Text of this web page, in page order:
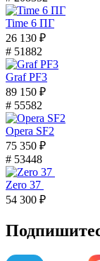
Time 6 ПГ
26 130 ₽
# 51882
Graf PF3
89 150 ₽
# 55582
Opera SF2
75 350 ₽
# 53448
Zero 37
54 300 ₽